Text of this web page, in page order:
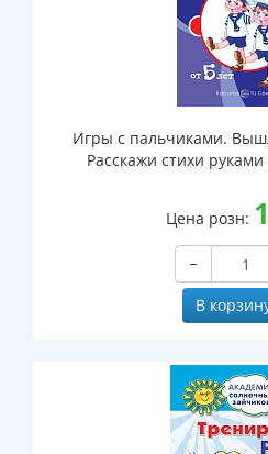
Игры с пальчиками.
Расскажи стихи
Цена розн:
−
В